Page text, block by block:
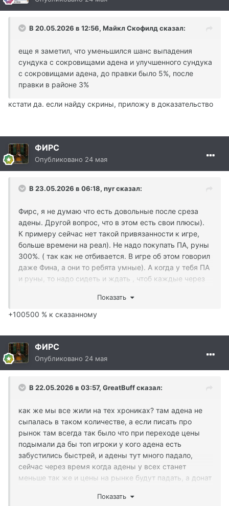
В 20.05.2026 в 12:56, Майкл Скофилдсказал:
еще я заметил, что уменьшился шанс выпадения
сундука с сокровищами адена и улучшенного сундука
с сокровищами адена, до правки было 5%, после
правки в районе 3%
кстати да. если найду скрины, приложу в доказательство
ФИРС
Опубликовано 24 мая
В 23.05.2026 в 06:18, nyrсказал:
Фирс, я не думаю что есть довольные после среза
адены. Другой вопрос, что в этом есть свои плюсы).
К примеру сейчас нет такой привязанности к игре,
больше времени на реал). Не надо покупать ПА, руны
300%. ( так как не отбивается. В игре об этом говорил
даже Фина, а они то ребята умные). А когда у тебя ПА
и руны, то надо сидеть и ждать , чтоб каждые через
дроп. Заниматься бустом чара Разве не так? ) А
сейчас поставил чара на автокач и забыл до
целыми днями за компом и колы не нужны))
Показать
+100500 % к сказанному
ФИРС
Опубликовано 24 мая
В 22.05.2026 в 03:57, GreatBuffсказал:
как же мы все жили на тех хрониках? там адена не
сыпалась в таком количестве, а если писать про
рынок там всегда так было что при переходе цены
подымали да бы топ игроки у кого адена есть
забустились быстрей, и адены тут много падало,
сейчас через время когда адены у всех станет
меньше так же и цены на рынке будут падать, а донат
задонатит. А если что то не нравится и решил забить
Показать